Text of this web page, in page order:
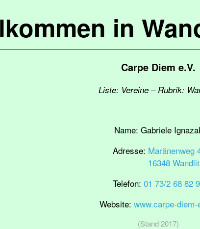
in
Carpe Diem e.V.
Liste: Vereine – Rubrik:
Name: Gabriele
Adresse: Maränenweg
16348
Telefon: 01 73/2 68 82
Website: www.carpe-diem-
(Stand 2017)